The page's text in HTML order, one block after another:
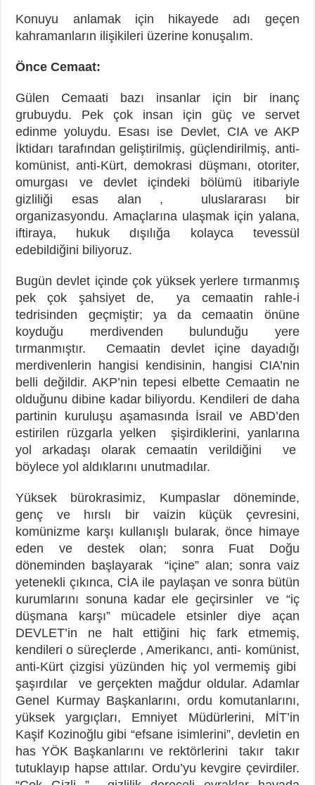
Konuyu anlamak için hikayede adı geçen
kahramanların ilişikileri üzerine konuşalım.
Önce Cemaat:
Gülen Cemaati bazı insanlar için bir inanç
grubuydu. Pek çok insan için güç ve servet
edinme yoluydu. Esası ise Devlet, CIA ve AKP
İktidarı tarafından geliştirilmiş, güçlendirilmiş, anti-
komünist, anti-Kürt, demokrasi düşmanı, otoriter,
omurgası ve devlet içindeki bölümü itibariyle
gizliliği esas alan , uluslararası bir
organizasyondu. Amaçlarına ulaşmak için yalana,
iftiraya, hukuk dışılığa kolayca tevessül
edebildiğini biliyoruz.
Bugün devlet içinde çok yüksek yerlere tırmanmış
pek çok şahsiyet de, ya cemaatin rahle-i
tedrisinden geçmiştir; ya da cemaatin önüne
koyduğu merdivenden bulunduğu yere
tırmanmıştır. Cemaatin devlet içine dayadığı
merdivenlerin hangisi kendisinin, hangisi CIA’nin
belli değildir. AKP’nin tepesi elbette Cemaatin ne
olduğunu dibine kadar biliyordu. Kendileri de daha
partinin kuruluşu aşamasında İsrail ve ABD’den
estirilen rüzgarla yelken şişirdiklerini, yanlarına
yol arkadaşı olarak cemaatin verildiğini ve
böylece yol aldıklarını unutmadılar.
Yüksek bürokrasimiz, Kumpaslar döneminde,
genç ve hırslı bir vaizin küçük çevresini,
komünizme karşı kullanışlı bularak, önce himaye
eden ve destek olan; sonra Fuat Doğu
döneminden başlayarak “içine” alan; sonra vaiz
yetenekli çıkınca, CİA ile paylaşan ve sonra bütün
kurumlarını sonuna kadar ele geçirsinler ve “iç
düşmana karşı” mücadele etsinler diye açan
DEVLET’in ne halt ettiğini hiç fark etmemiş,
kendileri o süreçlerde , Amerikancı, anti- komünist,
anti-Kürt çizgisi yüzünden hiç yol vermemiş gibi
şaşırdılar ve gerçekten mağdur oldular. Adamlar
Genel Kurmay Başkanlarını, ordu komutanlarını,
yüksek yargıçları, Emniyet Müdürlerini, MİT’in
Kaşif Kozinoğlu gibi “efsane isimlerini”, devletin en
has YÖK Başkanlarını ve rektörlerini takır takır
tutuklayıp hapse attılar. Ordu’yu kevgire çevirdiler.